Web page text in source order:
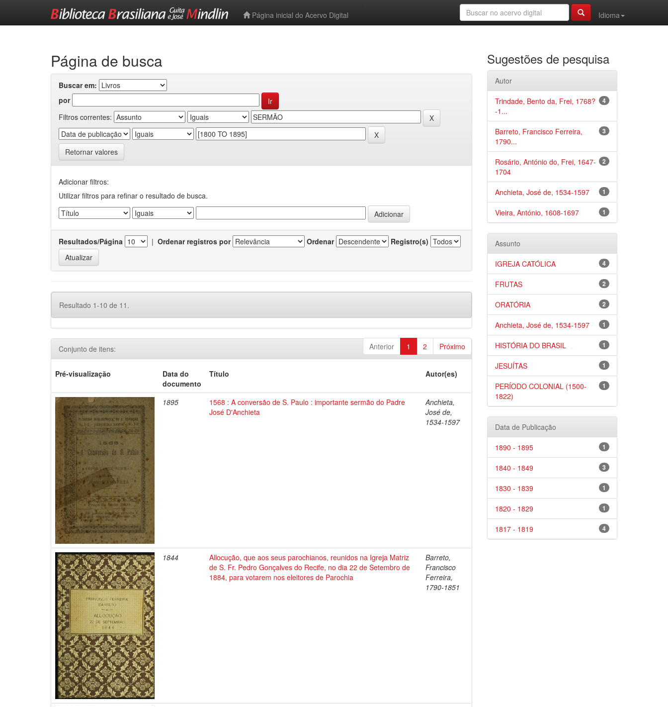
Página inicial do Acervo Digital
Idioma
Página de busca
Buscar em:
por
Filtros correntes:
Retornar valores
Adicionar filtros:
Utilizar filtros para refinar o resultado de busca.
Resultados/Página | Ordenar registros por Ordenar Registro(s)
Resultado 1-10 de 11.
Anterior 1 2 Próximo
Conjunto de itens:
Pré-visualização
Data do
documento
Título Autor(es)
1895
1568 : A conversão de S. Paulo : importante sermão do Padre
José D'Anchieta
Anchieta,
José de,
1534-1597
1844
Allocução, que aos seus parochianos, reunidos na Igreja Matriz
de S. Fr. Pedro Gonçalves do Recife, no dia 22 de Setembro de
1884, para votarem nos eleitores de Parochia
Barreto,
Francisco
Ferreira,
1790-1851
Sugestões de pesquisa
Autor
4
Trindade, Bento da, Frei, 1768?
-1...
3
Barreto, Francisco Ferreira,
1790...
2
Rosário, António do, Frei, 1647-
1704
1
Anchieta, José de, 1534-1597
1
Vieira, António, 1608-1697
Assunto
4
IGREJA CATÓLICA
2
FRUTAS
2
ORATÓRIA
1
Anchieta, José de, 1534-1597
1
HISTÓRIA DO BRASIL
1
JESUÍTAS
1
PERÍODO COLONIAL (1500-
1822)
Data de Publicação
1
1890 - 1895
3
1840 - 1849
1
1830 - 1839
1
1820 - 1829
4
1817 - 1819